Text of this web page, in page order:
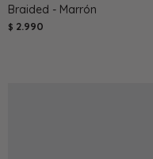
Braided - Marrón
$ 2.990